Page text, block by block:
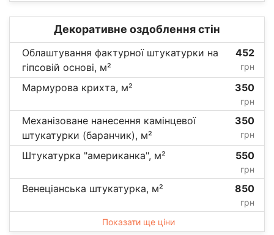
Декоративне оздоблення стін
Облаштування фактурної штукатурки на
гіпсовій основі, м²
452
грн
Мармурова крихта, м² 350
грн
Механізоване нанесення камінцевої
штукатурки (баранчик), м²
350
грн
Штукатурка "американка", м² 550
грн
Венеціанська штукатурка, м² 850
грн
Показати ще ціни